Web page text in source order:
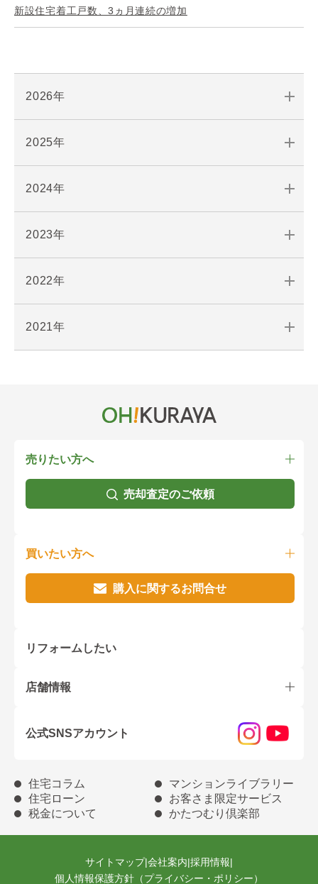
新設住宅着工戸数、3ヵ月連続の増加
2026年
2025年
2024年
2023年
2022年
2021年
売りたい方へ
売却査定のご依頼
買いたい方へ
購入に関するお問合せ
リフォームしたい
店舗情報
公式SNSアカウント
住宅コラム
マンションライブラリー
住宅ローン
お客さま限定サービス
税金について
かたつむり倶楽部
サイトマップ|会社案内|採用情報|
個人情報保護方針（プライバシー・ポリシー）